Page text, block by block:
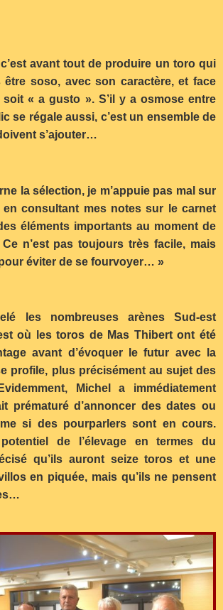
avant tout de produire un toro qui
être soso, avec son caractère, et face
« a gusto ». S’il y a osmose entre
se régale aussi, c’est un ensemble de
s’ajouter…
la sélection, je m’appuie pas mal sur
en consultant mes notes sur le carnet
éléments importants au moment de
n’est pas toujours très facile, mais
éviter de se fourvoyer… »
les nombreuses arènes Sud-est
où les toros de Mas Thibert ont été
avant d’évoquer le futur avec la
profile, plus précisément au sujet des
Michel a immédiatement
prématuré d’annoncer des dates ou
si des pourparlers sont en cours.
de l’élevage en termes du
qu’ils auront seize toros et une
en piquée, mais qu’ils ne pensent